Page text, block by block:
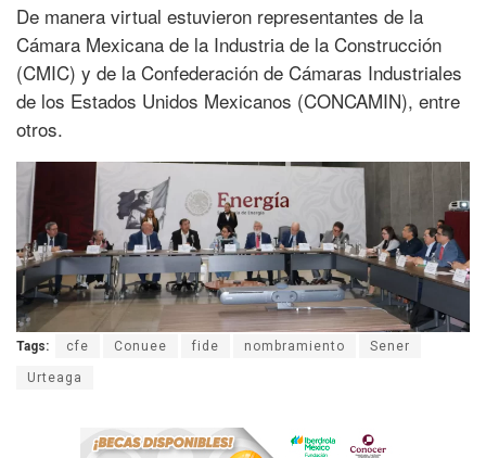
De manera virtual estuvieron representantes de la
Cámara Mexicana de la Industria de la Construcción
(CMIC) y de la Confederación de Cámaras Industriales
de los Estados Unidos Mexicanos (CONCAMIN), entre
otros.
Tags: cfe Conuee fide nombramiento Sener
Urteaga